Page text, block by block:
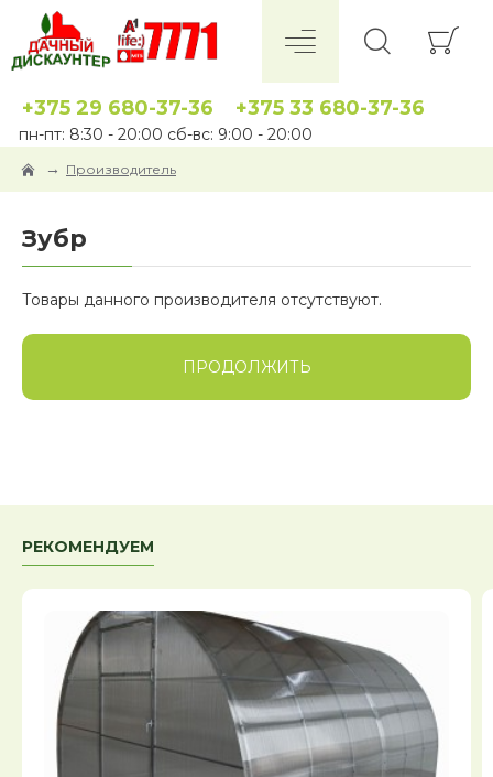
+375 29 680-37-36 +375 33 680-37-36
пн-пт: 8:30 - 20:00 сб-вс: 9:00 - 20:00
Производитель
Зубр
Товары данного производителя отсутствуют.
ПРОДОЛЖИТЬ
РЕКОМЕНДУЕМ